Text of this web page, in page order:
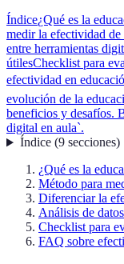
Índice¿Qué es la
medir la efectividad
entre herramientas
útilesChecklist para
efectividad en
evolución de la
beneficios y desafíos.
digital en aula`.
Índice(9 secciones)
¿Qué es la
Método para
Diferenciar la
Análisis de
Checklist para
FAQ sobre